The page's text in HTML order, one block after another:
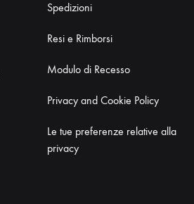
Spedizioni
Resi e Rimborsi
Modulo di Recesso
Privacy and Cookie Policy
Le tue preferenze relative alla
privacy